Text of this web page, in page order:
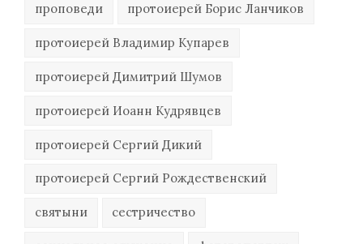
проповеди протоиерей Борис Ланчиков
протоиерей Владимир Купарев
протоиерей Димитрий Шумов
протоиерей Иоанн Кудрявцев
протоиерей Сергий Дикий
протоиерей Сергий Рождественский
святыни сестричество